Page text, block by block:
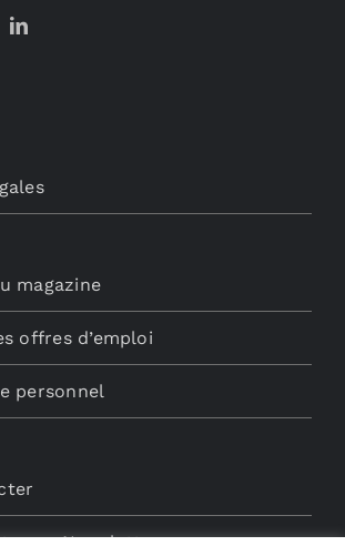
magazine
offres d’emploi
personnel
aux Newsletters